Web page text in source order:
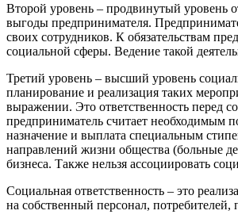
Второй уровень – продвинутый уровень
выгоды предпринимателя.
своих сотрудников. К обязательствам
социальной сферы. Ведение такой
Третий уровень – высший уровень
планирование и реализация таких
выражении. Это ответственность перед
предприниматель считает необходимым
назначение и выплата специальным
направлений жизни общества (больные
бизнеса. Также нельзя ассоциировать
Социальная ответственность – это
на собственный персонал,